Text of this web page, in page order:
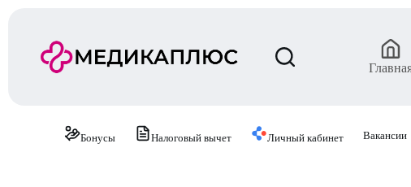
Бонусы Налоговый вычет Личный кабинет Вакансии